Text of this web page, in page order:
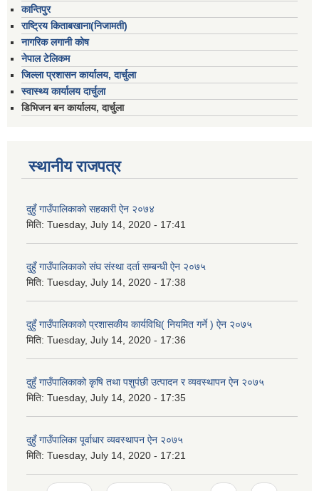
कान्तिपुर
राष्ट्रिय किताबखाना(निजामती)
नागरिक लगानी कोष
नेपाल टेलिकम
जिल्ला प्रशासन कार्यालय, दार्चुला
स्वास्थ्य कार्यालय दार्चुला
डिभिजन बन कार्यालय, दार्चुला
स्थानीय राजपत्र
दुहुँ गाउँपालिकाको सहकारी ऐन २०७४
मिति: Tuesday, July 14, 2020 - 17:41
दुहुँ गाउँपालिकाको संघ संस्था दर्ता सम्बन्धी ऐन २०७५
मिति: Tuesday, July 14, 2020 - 17:38
दुहुँ गाउँपालिकाको प्रशासकीय कार्यविधि( नियमित गर्ने ) ऐन २०७५
मिति: Tuesday, July 14, 2020 - 17:36
दुहुँ गाउँपालिकाको कृषि तथा पशुपंछी उत्पादन र व्यवस्थापन ऐन २०७५
मिति: Tuesday, July 14, 2020 - 17:35
दुहुँ गाउँपालिका पूर्वाधार व्यवस्थापन ऐन २०७५
मिति: Tuesday, July 14, 2020 - 17:21